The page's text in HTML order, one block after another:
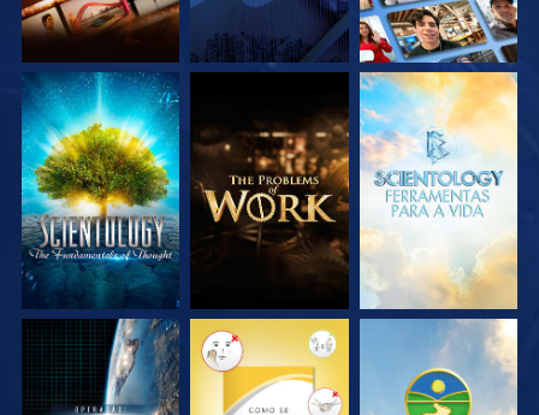
EXPLORE A SÉRIE EXPLORE A SÉRIE EXPLORE A SÉRIE
VEJA VEJA VEJA